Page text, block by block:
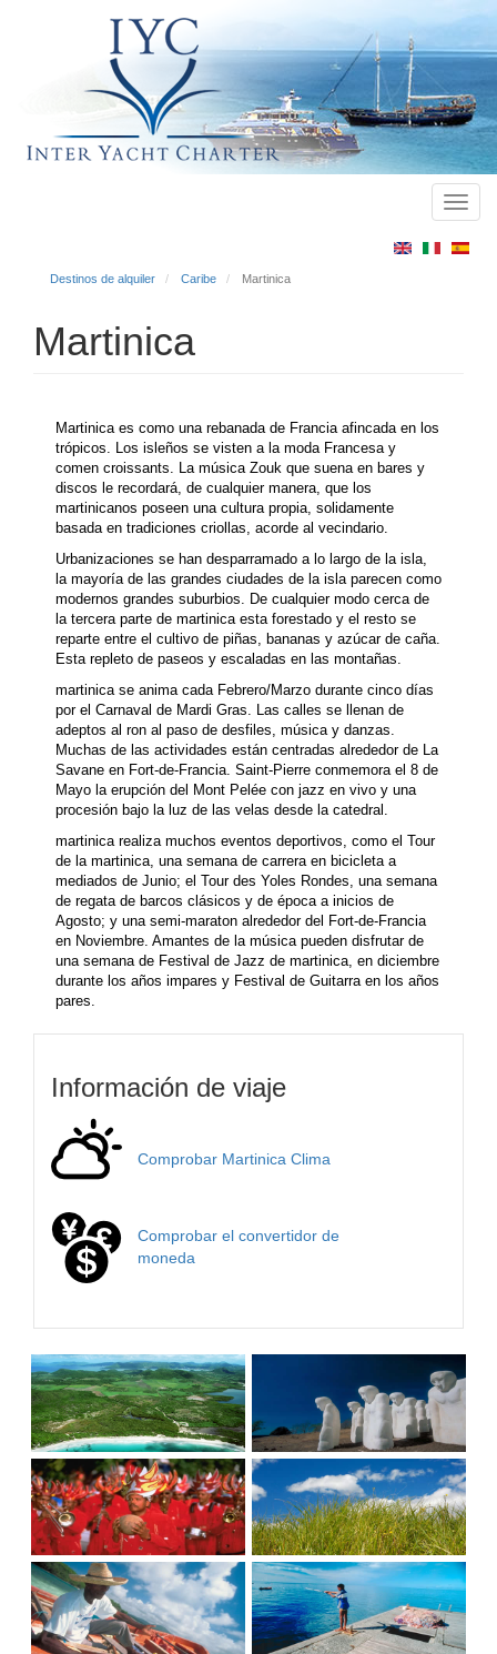
Destinos de alquiler Caribe Martinica
Martinica
Martinica es como una rebanada de Francia afincada en los
trópicos. Los isleños se visten a la moda Francesa y
comen croissants. La música Zouk que suena en bares y
discos le recordará, de cualquier manera, que los
martinicanos poseen una cultura propia, solidamente
basada en tradiciones criollas, acorde al vecindario.
Urbanizaciones se han desparramado a lo largo de la isla,
la mayoría de las grandes ciudades de la isla parecen como
modernos grandes suburbios. De cualquier modo cerca de
la tercera parte de martinica esta forestado y el resto se
reparte entre el cultivo de piñas, bananas y azúcar de caña.
Esta repleto de paseos y escaladas en las montañas.
martinica se anima cada Febrero/Marzo durante cinco días
por el Carnaval de Mardi Gras. Las calles se llenan de
adeptos al ron al paso de desfiles, música y danzas.
Muchas de las actividades están centradas alrededor de La
Savane en Fort-de-Francia. Saint-Pierre conmemora el 8 de
Mayo la erupción del Mont Pelée con jazz en vivo y una
procesión bajo la luz de las velas desde la catedral.
martinica realiza muchos eventos deportivos, como el Tour
de la martinica, una semana de carrera en bicicleta a
mediados de Junio; el Tour des Yoles Rondes, una semana
de regata de barcos clásicos y de época a inicios de
Agosto; y una semi-maraton alrededor del Fort-de-Francia
en Noviembre. Amantes de la música pueden disfrutar de
una semana de Festival de Jazz de martinica, en diciembre
durante los años impares y Festival de Guitarra en los años
pares.
Información de viaje
Comprobar Martinica Clima
Comprobar el convertidor de
moneda